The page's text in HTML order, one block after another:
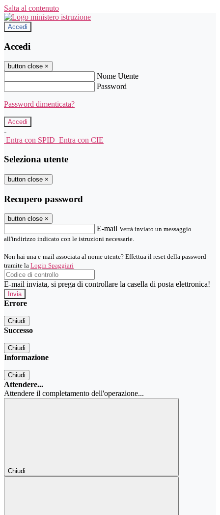
Salta al contenuto
Accedi
Accedi
button close ×
Nome Utente
Password
Password dimenticata?
-
Entra con SPID Entra con CIE
Seleziona utente
button close ×
Recupero password
button close ×
E-mail Verrà inviato un messaggio
all'indirizzo indicato con le istruzioni necessarie.
Non hai una e-mail associata al nome utente? Effettua il reset della password
tramite la Login Spaggiari
E-mail inviata, si prega di controllare la casella di posta elettronica!
Errore
Chiudi
Successo
Chiudi
Informazione
Chiudi
Attendere...
Attendere il completamento dell'operazione...
Chiudi